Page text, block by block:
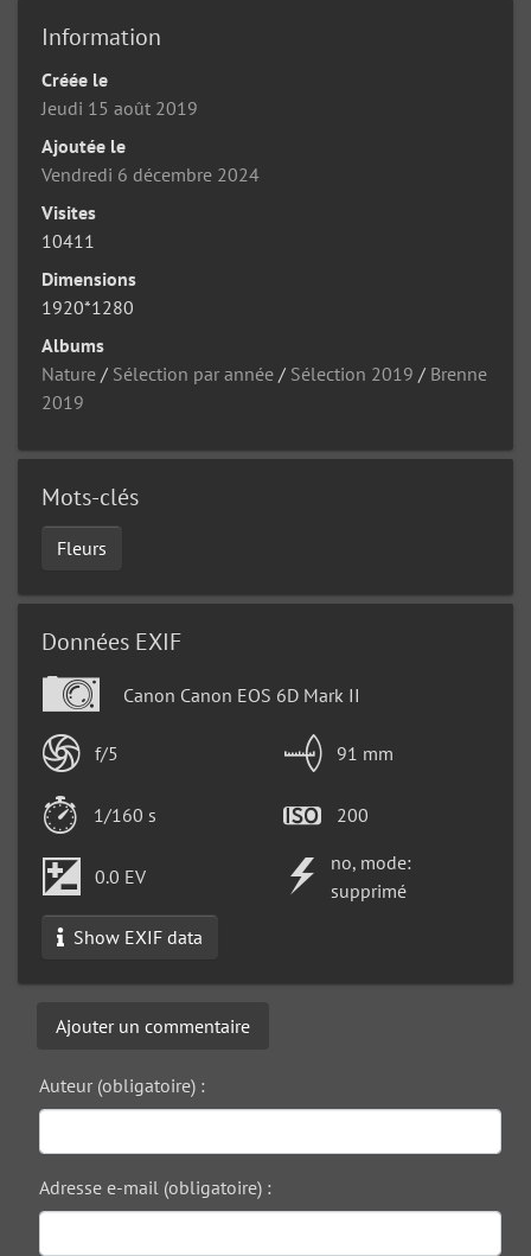
Information
Créée le
Jeudi 15 août 2019
Ajoutée le
Vendredi 6 décembre 2024
Visites
10411
Dimensions
1920*1280
Albums
Nature / Sélection par année / Sélection 2019 / Brenne
2019
Mots-clés
Fleurs
Données EXIF
Canon Canon EOS 6D Mark II
f/5 91 mm
1/160 s 200
0.0 EV
no, mode:
supprimé
Show EXIF data
Ajouter un commentaire
Auteur (obligatoire) :
Adresse e-mail (obligatoire) :